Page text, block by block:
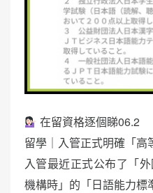
在留資格逐個睇06.2
留學｜入管正式明確「高
入管最近正式公布了「
機構時」的「日語能力標